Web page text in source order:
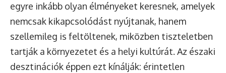
egyre inkább olyan élményeket keresnek, amelyek
nemcsak kikapcsolódást nyújtanak, hanem
szellemileg is feltöltenek, miközben tiszteletben
tartják a környezetet és a helyi kultúrát. Az északi
desztinációk éppen ezt kínálják: érintetlen